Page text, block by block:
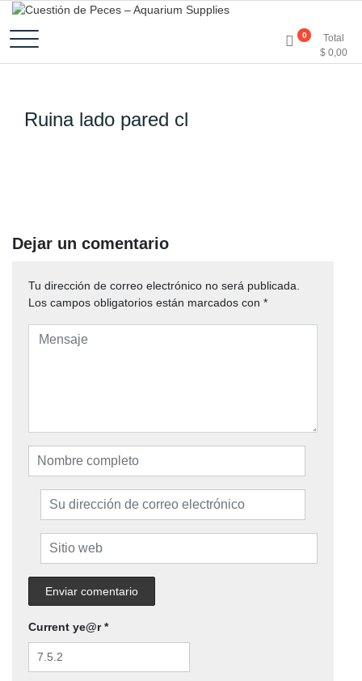
Cuestión de Peces –
Aquarium Supplies
0
Total
$ 0,00
Ruina lado pared cl
Dejar un comentario
Tu dirección de correo electrónico no será publicada.
Los campos obligatorios están marcados con *
Current ye@r*